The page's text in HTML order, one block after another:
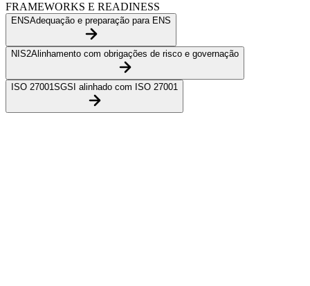
FRAMEWORKS E READINESS
ENSAdequação e preparação para ENS
NIS2Alinhamento com obrigações de risco e governação
ISO 27001SGSI alinhado com ISO 27001